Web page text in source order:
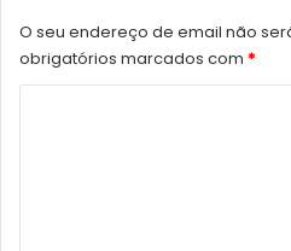
O seu endereço de email não
obrigatórios marcados com *